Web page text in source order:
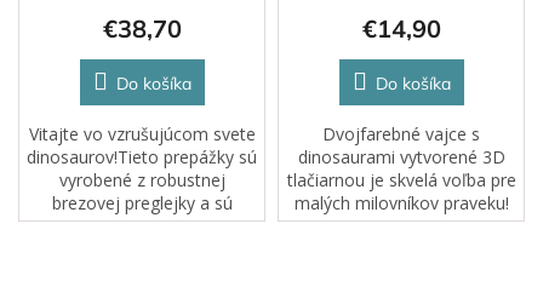
€38,70
Do košíka
Vitajte vo vzrušujúcom svete
dinosaurov!Tieto prepážky sú
vyrobené z robustnej
brezovej preglejky a sú
navrhnuté pre jednoduchú
€14,90
Do košíka
Dvojfarebné vajce s
dinosaurami vytvorené 3D
tlačiarnou je skvelá voľba pre
malých milovníkov praveku!
Vajce sa dá otvárať a jeden